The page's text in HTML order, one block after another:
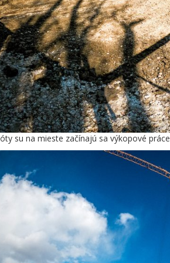
su na mieste začínajú sa výkopové práce